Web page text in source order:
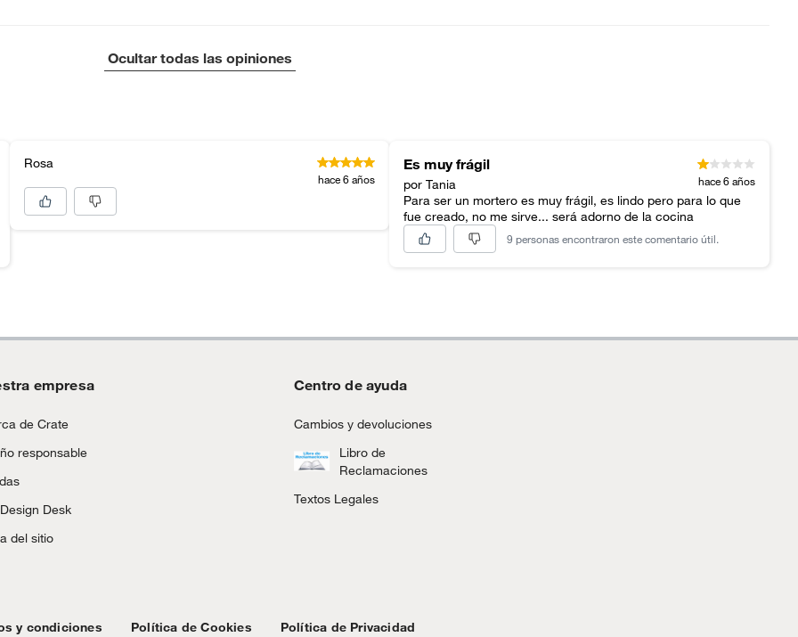
Ocultar todas las opiniones
Rosa
hace 6 años
Es muy frágil
por Tania hace 6 años
Para ser un mortero es muy frágil, es lindo pero para lo que
fue creado, no me sirve... será adorno de la cocina
9 personas encontraron este comentario útil.
empresa
de Crate
responsable
Desk
del sitio
Centro de ayuda
Cambios y devoluciones
Libro de
Reclamaciones
Textos Legales
y condiciones Política de Cookies Política de Privacidad